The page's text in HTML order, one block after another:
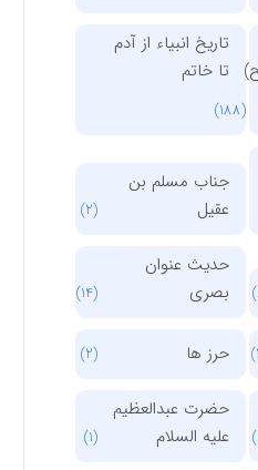
تاریخ انبیاء از آدم
تا خاتم
جناب مسلم بن
عقیل
حدیث عنوان
بصری
حرز ها
حضرت عبدالعظیم
علیه السلام